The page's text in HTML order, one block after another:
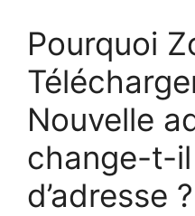
Pourquoi
Nouvelle
change-t-
d’adresse ?